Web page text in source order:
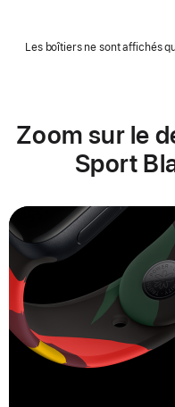
Les boîtiers ne sont affichés
Zoom sur le
Sport